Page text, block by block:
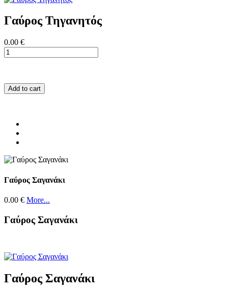
Γαύρος Τηγανητός
0.00 €
Add to cart
Γαύρος Σαγανάκι
0.00 € More...
Γαύρος Σαγανάκι
Γαύρος Σαγανάκι